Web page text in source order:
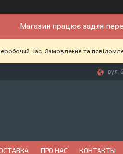
Магазин працює задля
час. Замовлення та
вул.
ПРО НАС КОНТАКТЫ